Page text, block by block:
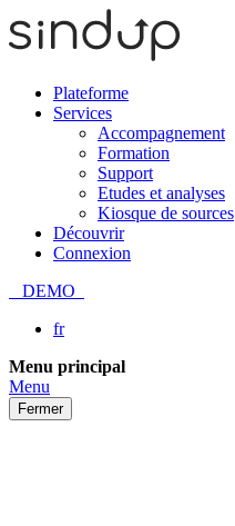
Plateforme
Services
Accompagnement
Formation
Support
Etudes et analyses
Kiosque de sources
Découvrir
Connexion
DEMO
fr
Passer
au
contenu
Menu principal
Menu
Fermer